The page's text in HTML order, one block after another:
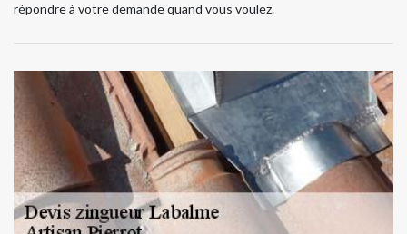
répondre à votre demande quand vous voulez.